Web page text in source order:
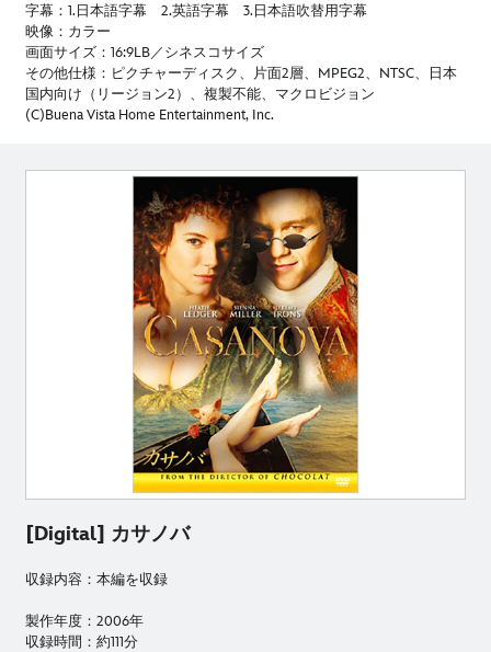
字幕：1.日本語字幕 2.英語字幕 3.日本語吹替用字幕
映像：カラー
画面サイズ：16:9LB／シネスコサイズ
その他仕様：ピクチャーディスク、片面2層、MPEG2、NTSC、日本
国内向け（リージョン2）、複製不能、マクロビジョン
(C)Buena Vista Home Entertainment, Inc.
[Digital] カサノバ
収録内容：本編を収録
製作年度：2006年
収録時間：約111分